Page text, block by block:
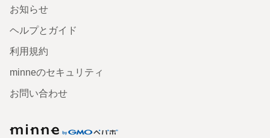
お知らせ
ヘルプとガイド
利用規約
minneのセキュリティ
お問い合わせ